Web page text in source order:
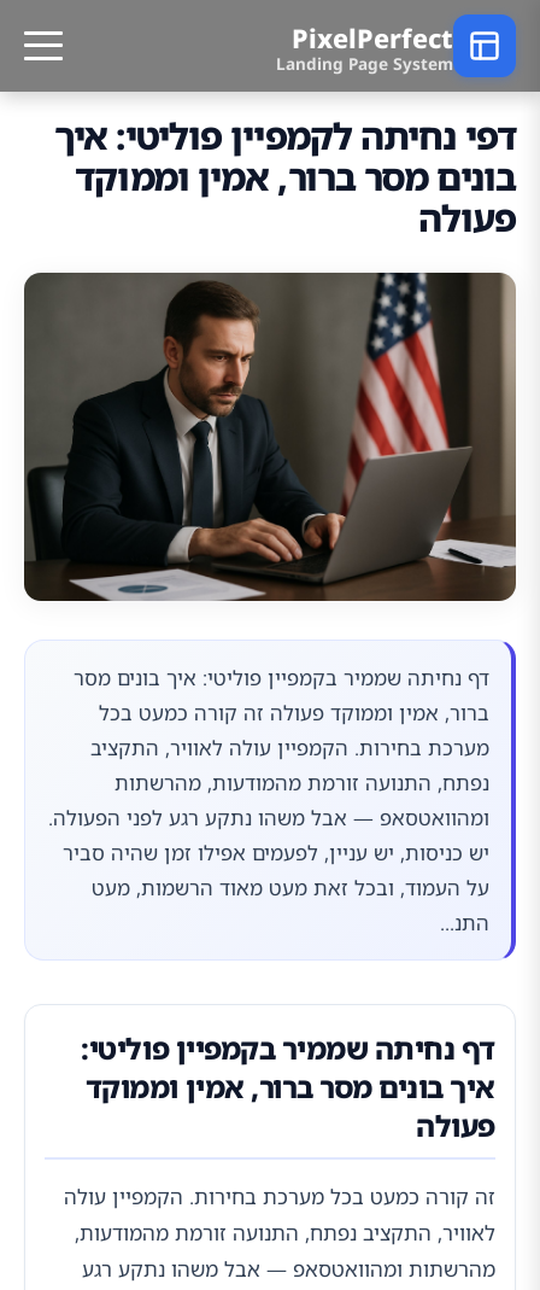
PixelPerfect
Landing Page System
דפי נחיתה לקמפיין פוליטי: איך
בונים מסר ברור, אמין וממוקד
פעולה
דף נחיתה שממיר בקמפיין פוליטי: איך בונים מסר
ברור, אמין וממוקד פעולה זה קורה כמעט בכל
מערכת בחירות. הקמפיין עולה לאוויר, התקציב
נפתח, התנועה זורמת מהמודעות, מהרשתות
ומהוואטסאפ — אבל משהו נתקע רגע לפני הפעולה.
יש כניסות, יש עניין, לפעמים אפילו זמן שהיה סביר
על העמוד, ובכל זאת מעט מאוד הרשמות, מעט
התנ...
דף נחיתה שממיר בקמפיין פוליטי:
איך בונים מסר ברור, אמין וממוקד
פעולה
זה קורה כמעט בכל מערכת בחירות. הקמפיין עולה
לאוויר, התקציב נפתח, התנועה זורמת מהמודעות,
מהרשתות ומהוואטסאפ — אבל משהו נתקע רגע